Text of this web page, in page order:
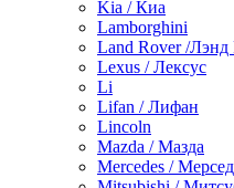
Kia / Киа
Lamborghini
Land Rover /Лэнд
Lexus / Лексус
Li
Lifan / Лифан
Lincoln
Mazda / Мазда
Mercedes /